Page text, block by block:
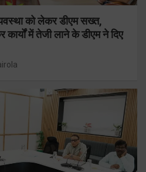
को लेकर डीएम सख्त,
कार्यों में तेजी लाने के डीएम ने दिए